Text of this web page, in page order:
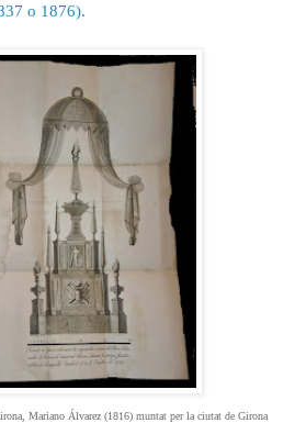
o 1876).
Mariano Álvarez (1816) muntat per la ciutat de Girona